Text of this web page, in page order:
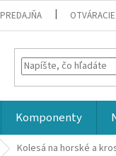
PREDAJŇA
Komponenty
Kolesá na horské a